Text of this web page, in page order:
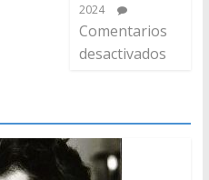
2024
Comentarios
desactivados